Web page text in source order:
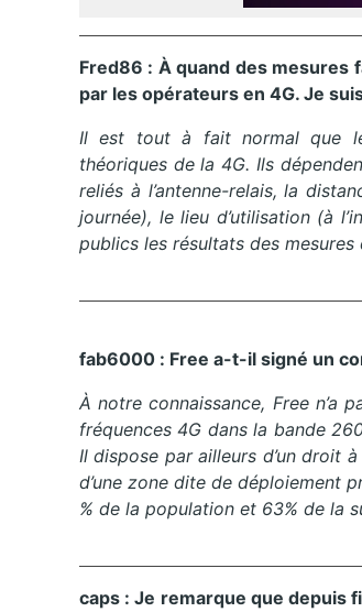
Fred86 : Àquand des mesures
par les opérateurs en 4G. Je
Il est tout à fait normal que
théoriques dela 4G. Ils
reliés à l’antenne-relais, la
journée), le lieu d’utilisation (à
publics les résultats des mesures
fab6000 : Free a-t-il signé un
À notre connaissance, Free n’a
fréquences 4G dans la bande
Il dispose par ailleurs d’un droit
d’une zone dite de déploiement
% de la population et 63% de la
caps : Je remarque que depuis